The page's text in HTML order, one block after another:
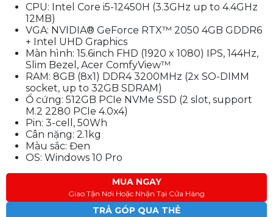
CPU: Intel Core i5-12450H (3.3GHz up to 4.4GHz
12MB)
VGA: NVIDIA® GeForce RTX™ 2050 4GB GDDR6
+ Intel UHD Graphics
Màn hình: 15.6inch FHD (1920 x 1080) IPS, 144Hz,
Slim Bezel, Acer ComfyView™
RAM: 8GB (8x1) DDR4 3200MHz (2x SO-DIMM
socket, up to 32GB SDRAM)
Ổ cứng: 512GB PCIe NVMe SSD (2 slot, support
M.2 2280 PCIe 4.0x4)
Pin: 3-cell, 50Wh
Cân nặng: 2.1kg
Màu sắc: Đen
OS: Windows 10 Pro
MUA NGAY
Giao Tận Nơi Hoặc Nhận Tại Cửa Hàng
TRẢ GÓP QUA THẺ